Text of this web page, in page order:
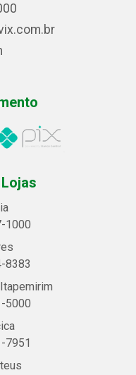
1000
8383
5000
7951